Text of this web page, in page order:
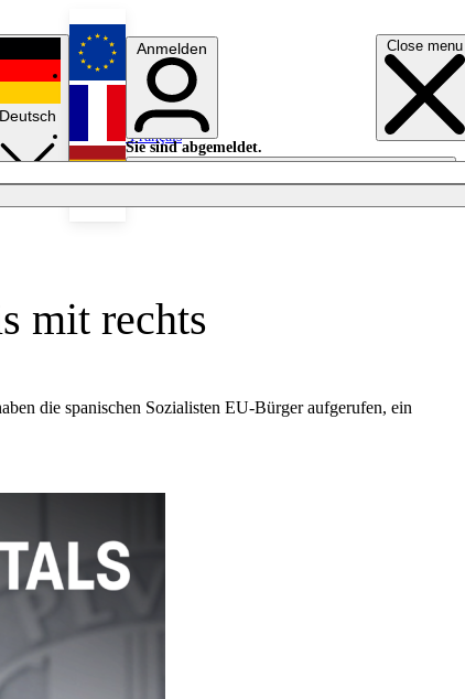
Close menu
Deutsch
English
Français
Anmelden
Sie sind abgemeldet.
Anmelden
Licht aus
mit rechts
die spanischen Sozialisten EU-Bürger aufgerufen, ein